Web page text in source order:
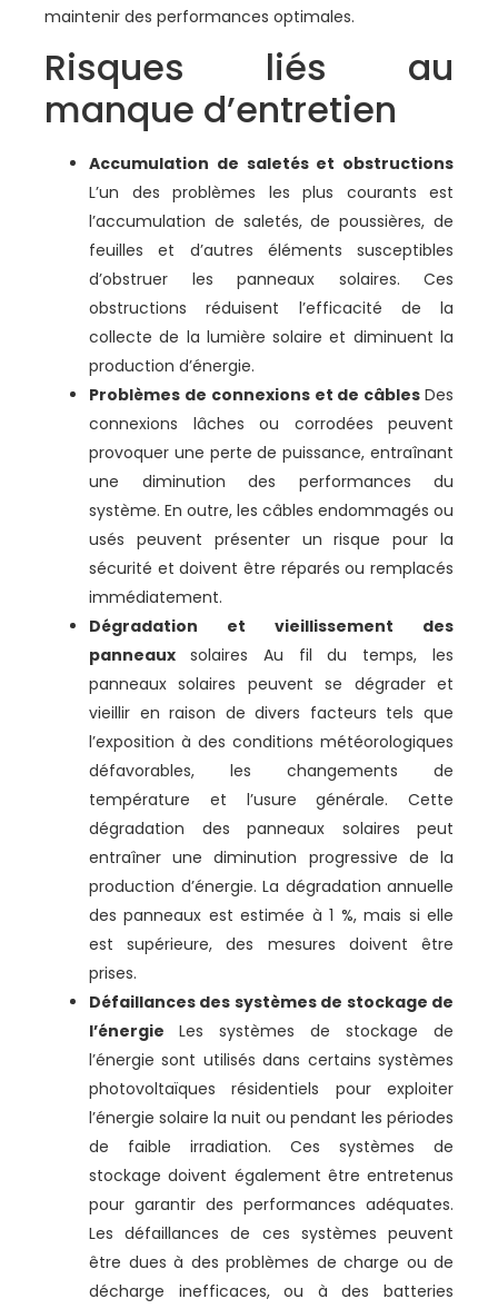
maintenir des performances optimales.
Risques liés au
manque d’entretien
Accumulation de saletés et obstructions
L’un des problèmes les plus courants est
l’accumulation de saletés, de poussières, de
feuilles et d’autres éléments susceptibles
d’obstruer les panneaux solaires. Ces
obstructions réduisent l’efficacité de la
collecte de la lumière solaire et diminuent la
production d’énergie.
Problèmes de connexions et de câbles Des
connexions lâches ou corrodées peuvent
provoquer une perte de puissance, entraînant
une diminution des performances du
système. En outre, les câbles endommagés ou
usés peuvent présenter un risque pour la
sécurité et doivent être réparés ou remplacés
immédiatement.
Dégradation et vieillissement des
panneaux solaires Au fil du temps, les
panneaux solaires peuvent se dégrader et
vieillir en raison de divers facteurs tels que
l’exposition à des conditions météorologiques
défavorables, les changements de
température et l’usure générale. Cette
dégradation des panneaux solaires peut
entraîner une diminution progressive de la
production d’énergie. La dégradation annuelle
des panneaux est estimée à 1 %, mais si elle
est supérieure, des mesures doivent être
prises.
Défaillances des systèmes de stockage de
l’énergie Les systèmes de stockage de
l’énergie sont utilisés dans certains systèmes
photovoltaïques résidentiels pour exploiter
l’énergie solaire la nuit ou pendant les périodes
de faible irradiation. Ces systèmes de
stockage doivent également être entretenus
pour garantir des performances adéquates.
Les défaillances de ces systèmes peuvent
être dues à des problèmes de charge ou de
décharge inefficaces, ou à des batteries